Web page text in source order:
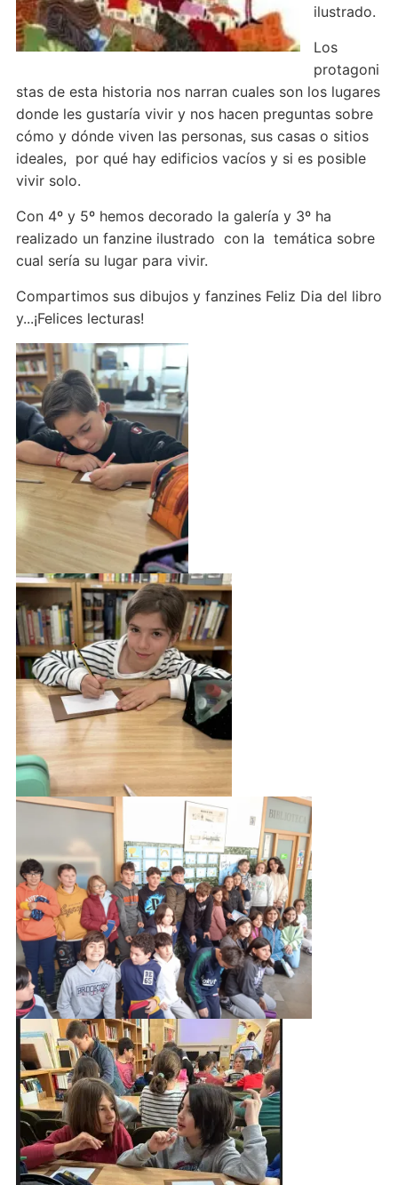
ilustrado.
Los
protagoni
stas de esta historia nos narran cuales son los lugares
donde les gustaría vivir y nos hacen preguntas sobre
cómo y dónde viven las personas, sus casas o sitios
ideales, por qué hay edificios vacíos y si es posible
vivir solo.
Con 4º y 5º hemos decorado la galería y 3º ha
realizado un fanzine ilustrado con la temática sobre
cual sería su lugar para vivir.
Compartimos sus dibujos y fanzines Feliz Dia del libro
y...¡Felices lecturas!